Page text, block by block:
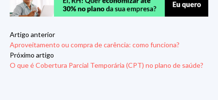
Artigo anterior
Aproveitamento ou compra de carência: como funciona?
Próximo artigo
O que é Cobertura Parcial Temporária (CPT) no plano de saúde?